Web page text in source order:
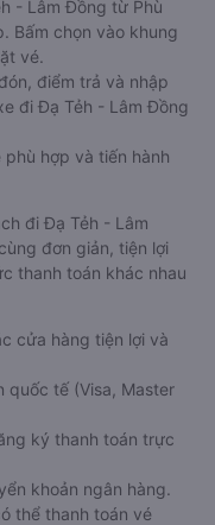
- Lâm Đồng từ Phù
Bấm chọn vào khung
vé.
điểm trả và nhập
đi Đạ Tẻh - Lâm Đồng
hợp và tiến hành
đi Đạ Tẻh - Lâm
đơn giản, tiện lợi
thanh toán khác nhau
cửa hàng tiện lợi và
quốc tế (Visa, Master
ký thanh toán trực
khoản ngân hàng.
thể thanh toán vé